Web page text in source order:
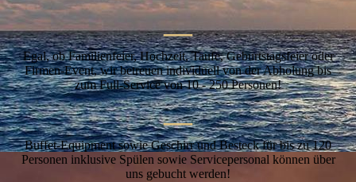
—
Egal, ob Familienfeier, Hochzeit, Taufe, Geburtstagsfeier oder
Firmen-Event, wir betreuen individuell von der Abholung bis
zum Full-Service von 10 - 250 Personen!
—
Buffet-Equipment sowie Geschirr und Besteck für bis zu 120
Personen inklusive Spülen sowie Servicepersonal können über
uns gebucht werden!